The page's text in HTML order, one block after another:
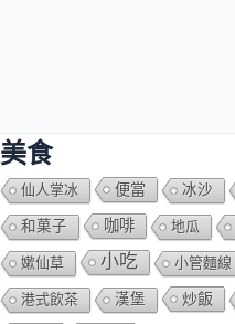
美食
仙人掌冰 便當 冰沙
和菓子 咖啡 地瓜
嫰仙草 小吃 小管麵線
港式飲茶 漢堡 炒飯